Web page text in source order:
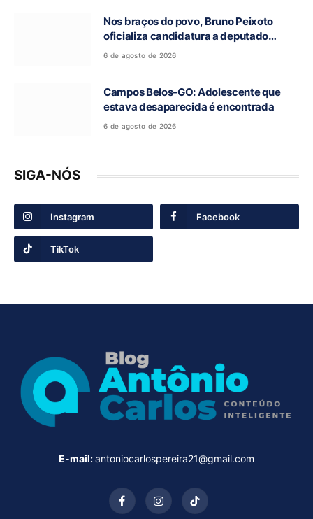
Nos braços do povo, Bruno Peixoto
oficializa candidatura a deputado
federal em convenção do União Brasil
6 de agosto de 2026
Campos Belos-GO: Adolescente que
estava desaparecida é encontrada
6 de agosto de 2026
SIGA-NÓS
Instagram Facebook
TikTok
E-mail:antoniocarlospereira21@gmail.com
FacebookInstagramTikTok